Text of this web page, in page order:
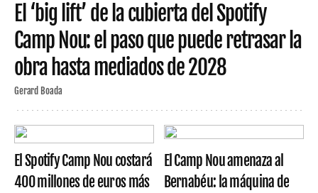
El ‘big lift’ de la cubierta del Spotify
Camp Nou: el paso que puede retrasar la
obra hasta mediados de 2028
Gerard Boada
El Spotify Camp Nou costará
400 millones de euros más
El Camp Nou amenaza al
Bernabéu: la máquina de